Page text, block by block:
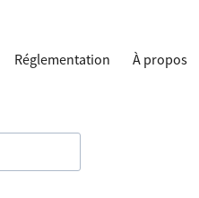
Réglementation À propos